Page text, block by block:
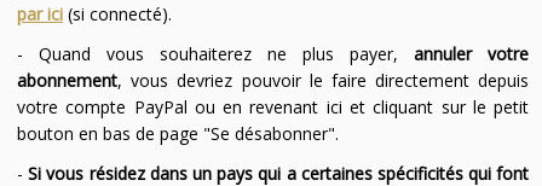
par ici(si connecté).
- Quand vous souhaiterez ne plus payer,annuler votre
abonnement, vous devriez pouvoir le faire directement depuis
votre compte PayPal ou en revenant ici et cliquant sur le petit
bouton en bas de page "Se désabonner".
-Si vous résidez dans un pays qui a certaines spécificités qui font